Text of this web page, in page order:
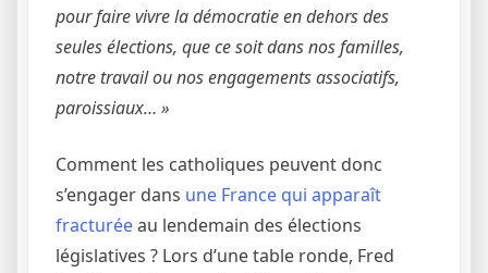
pour faire vivre la démocratie en dehors des
seules élections, que ce soit dans nos familles,
notre travail ou nos engagements associatifs,
paroissiaux… »
Comment les catholiques peuvent donc
s’engager dans une France qui apparaît
fracturéeau lendemain des élections
législatives ? Lors d’une table ronde, Fred